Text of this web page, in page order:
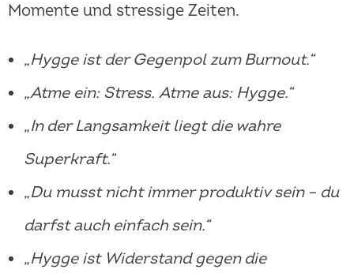
Momente und stressige Zeiten.
„Hygge ist der Gegenpol zum Burnout.“
„Atme ein: Stress. Atme aus: Hygge.“
„In der Langsamkeit liegt die wahre
Superkraft.“
„Du musst nicht immer produktiv sein – du
darfst auch einfach sein.“
„Hygge ist Widerstand gegen die